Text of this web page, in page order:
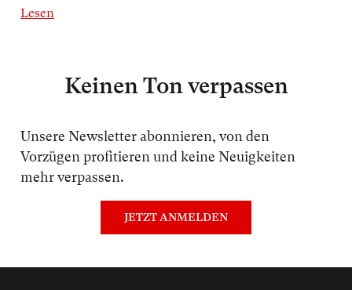
Lesen
Keinen Ton verpassen
Unsere Newsletter abonnieren, von den
Vorzügen profitieren und keine Neuigkeiten
mehr verpassen.
JETZT ANMELDEN